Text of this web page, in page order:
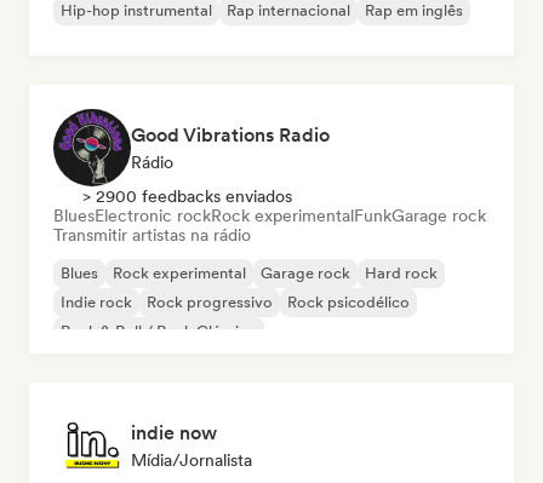
Hip-hop instrumental
Rap internacional Rap em inglês
Good Vibrations Radio
Rádio
> 2900 feedbacks enviados
BluesElectronic rockRock experimentalFunkGarage rock
Transmitir artistas na rádio
Blues Rock experimental Garage rock
Hard rock
Indie rock
Rock progressivo
Rock psicodélico
Rock & Roll / Rock Clássico
indie now
Mídia/Jornalista